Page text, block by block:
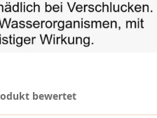
bewertet